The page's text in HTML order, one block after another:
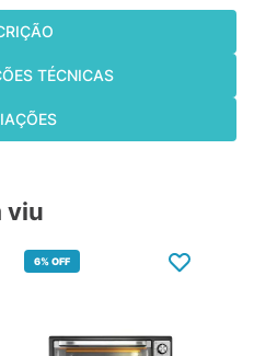
TÉCNICAS
viu
6%OFF